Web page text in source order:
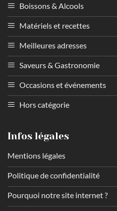
Boissons & Alcools
Matériels et recettes
Meilleures adresses
Saveurs & Gastronomie
Occasions et événements
Hors catégorie
Infos légales
Mentions légales
Politique de confidentialité
Pourquoi notre site internet ?